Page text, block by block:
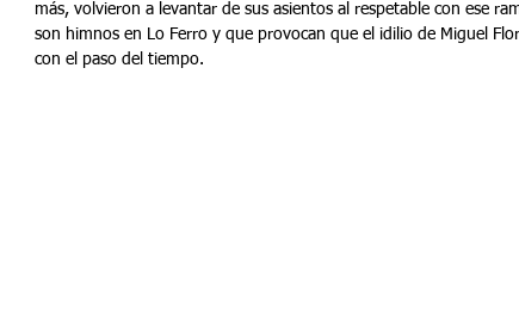
más, volvieron a levantar de sus asientos al respetable con ese
son himnos en Lo Ferro y que provocan que el idilio de Miguel
con el paso del tiempo.